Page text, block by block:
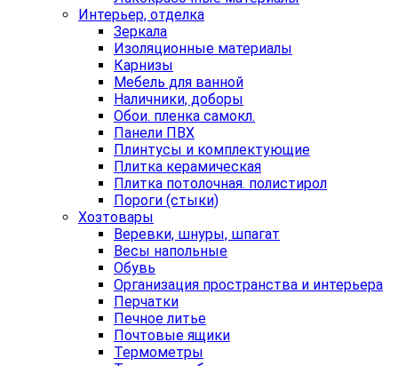
Интерьер, отделка
Зеркала
Изоляционные материалы
Карнизы
Мебель для ванной
Наличники, доборы
Обои. пленка самокл.
Панели ПВХ
Плинтусы и комплектующие
Плитка керамическая
Плитка потолочная. полистирол
Пороги (стыки)
Хозтовары
Веревки, шнуры, шпагат
Весы напольные
Обувь
Организация пространства и интерьера
Перчатки
Печное литье
Почтовые ящики
Термометры